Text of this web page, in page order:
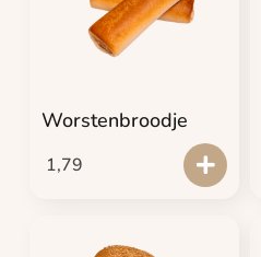
Worstenbroodje
1,79